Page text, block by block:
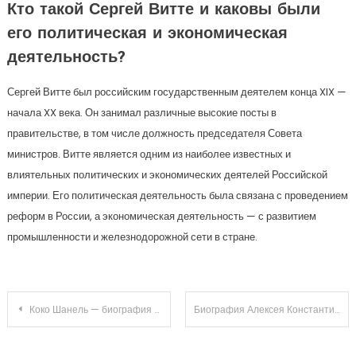
Кто такой Сергей Витте и каковы были
его политическая и экономическая
деятельность?
Сергей Витте был российским государственным деятелем конца XIX —
начала XX века. Он занимал различные высокие посты в
правительстве, в том числе должность председателя Совета
министров. Витте является одним из наиболее известных и
влиятельных политических и экономических деятелей Российской
империи. Его политическая деятельность была связана с проведением
реформ в России, а экономическая деятельность — с развитием
промышленности и железнодорожной сети в стране.
Навигация
Коко Шанель — биография и личная жизнь модной иконты, создательницы легендарного бренда Chanel, революционерки моды и стиля, исторической личности, воплотившей свободу и элегантность в одежде Биография Алексея Константиновича Толстого — история жизни и творчества великого писателя